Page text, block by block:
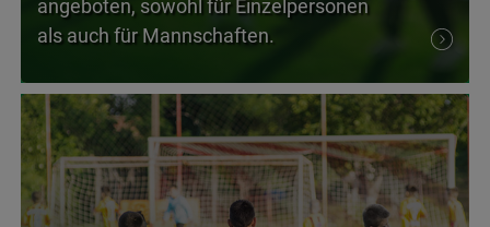
angeboten, sowohl für Einzelpersonen
als auch für Mannschaften.